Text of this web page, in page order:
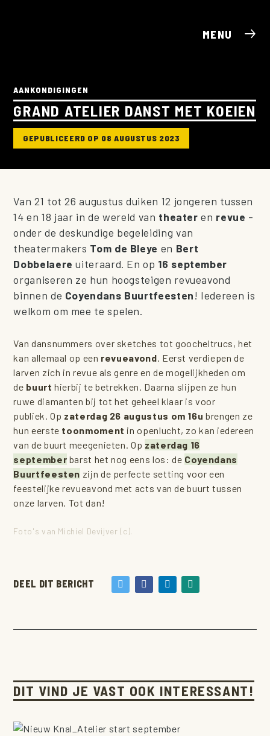
MENU
AANKONDIGINGEN
GRAND ATELIER DANST MET KOEIEN
GEPUBLICEERD OP 08 AUGUSTUS 2023
Van 21 tot 26 augustus duiken 12 jongeren tussen
14 en 18 jaar in de wereld van theater en revue -
onder de deskundige begeleiding van
theatermakers Tom de Bleye en Bert
Dobbelaere uiteraard. En op 16 september
organiseren ze hun hoogsteigen revueavond
binnen de Coyendans Buurtfeesten! Iedereen is
welkom om mee te spelen.
Van dansnummers over sketches tot goocheltrucs, het
kan allemaal op een revueavond . Eerst verdiepen de
larven zich in revue als genre en de mogelijkheden om
de buurt hierbij te betrekken. Daarna slijpen ze hun
ruwe diamanten bij tot het geheel klaar is voor
publiek. Op zaterdag 26 augustus om 16u brengen ze
hun eerste toonmoment in openlucht, zo kan iedereen
van de buurt meegenieten. Op zaterdag 16
september barst het nog eens los: de Coyendans
Buurtfeesten zijn de perfecte setting voor een
feestelijke revueavond met acts van de buurt tussen
onze larven. Tot dan!
Foto's van Michiel Devijver (c).
DEEL DIT BERICHT
DIT VIND JE VAST OOK INTERESSANT!